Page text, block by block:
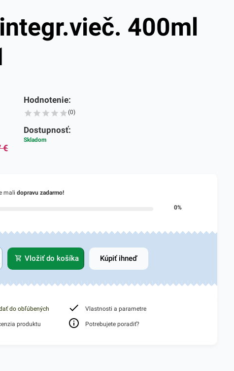
400ml
Hodnotenie:
(0)
€
Dostupnosť:
Skladom
mali dopravu zadarmo!
0%
Vložiť do košíka Kúpiť ihneď
do obľúbených Vlastnosti a parametre
produktu Potrebujete poradiť?